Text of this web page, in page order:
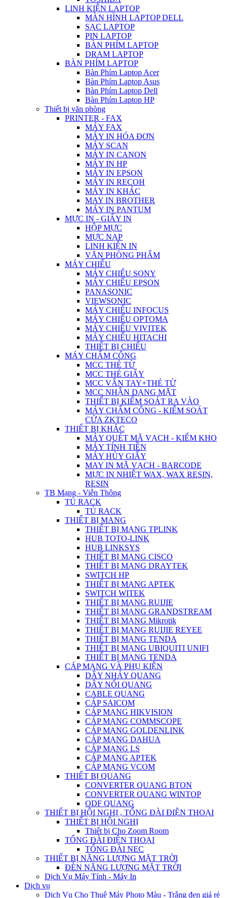
LINH KIỆN LAPTOP
MÀN HÌNH LAPTOP DELL
SẠC LAPTOP
PIN LAPTOP
BÀN PHÍM LAPTOP
DRAM LAPTOP
BÀN PHÍM LAPTOP
Bàn Phím Laptop Acer
Bàn Phím Laptop Asus
Bàn Phím Laptop Dell
Bàn Phím Laptop HP
Thiết bị văn phòng
PRINTER - FAX
MÁY FAX
MÁY IN HÓA ĐƠN
MÁY SCAN
MÁY IN CANON
MÁY IN HP
MÁY IN EPSON
MÁY IN RECOH
MÁY IN KHÁC
MAY IN BROTHER
MÁY IN PANTUM
MỰC IN - GIẤY IN
HỘP MỰC
MỰC NẠP
LINH KIỆN IN
VĂN PHÒNG PHẨM
MÁY CHIẾU
MÁY CHIẾU SONY
MÁY CHIẾU EPSON
PANASONIC
VIEWSONIC
MÁY CHIẾU INFOCUS
MÁY CHIẾU OPTOMA
MÁY CHIẾU VIVITEK
MÁY CHIẾU HITACHI
THIẾT BỊ CHIẾU
MÁY CHẤM CÔNG
MCC THẺ TỪ
MCC THẺ GIẤY
MCC VÂN TAY+THẺ TỪ
MCC NHẬN DẠNG MẶT
THIẾT BỊ KIỂM SOÁT RA VÀO
MÁY CHẤM CÔNG - KIỂM SOÁT
CỬA ZKTECO
THIẾT BỊ KHÁC
MÁY QUÉT MÃ VẠCH - KIỂM KHO
MÁY TÍNH TIỀN
MÁY HỦY GIẤY
MAY IN MÃ VẠCH - BARCODE
MỰC IN NHIỆT WAX, WAX RESIN,
RESIN
TB Mạng - Viễn Thông
TỦ RACK
TỦ RACK
THIẾT BỊ MANG
THIẾT BỊ MẠNG TPLINK
HUB TOTO-LINK
HUB LINKSYS
THIẾT BỊ MẠNG CISCO
THIẾT BỊ MẠNG DRAYTEK
SWITCH HP
THIẾT BỊ MẠNG APTEK
SWITCH WITEK
THIẾT BỊ MẠNG RUIJIE
THIẾT BỊ MẠNG GRANDSTREAM
THIẾT BỊ MẠNG Mikrotik
THIẾT BỊ MẠNG RUIJIE REYEE
THIẾT BỊ MẠNG TENDA
THIẾT BỊ MẠNG UBIQUITI UNIFI
THIẾT BỊ MẠNG TENDA
CÁP MẠNG VÀ PHỤ KIỆN
DÂY NHẢY QUANG
DÂY NỐI QUANG
CABLE QUANG
CÁP SAICOM
CÁP MẠNG HIKVISION
CÁP MẠNG COMMSCOPE
CÁP MẠNG GOLDENLINK
CÁP MẠNG DAHUA
CÁP MẠNG LS
CÁP MẠNG APTEK
CÁP MẠNG VCOM
THIẾT BỊ QUANG
CONVERTER QUANG BTON
CONVERTER QUANG WINTOP
ODF QUANG
THIẾT BỊ HỘI NGHỊ , TỔNG ĐÀI ĐIỆN THOẠI
THIẾT BỊ HỘI NGHỊ
Thiết bị Cho Zoom Room
TỔNG ĐÀI ĐIỆN THOẠI
TỔNG ĐÀI NEC
THIẾT BỊ NĂNG LƯỢNG MẶT TRỜI
ĐÈN NĂNG LƯỢNG MẶT TRỜI
Dịch Vụ Máy Tính - Máy In
Dịch vụ
Dịch Vụ Cho Thuê Máy Photo Màu - Trắng đen giá rẻ